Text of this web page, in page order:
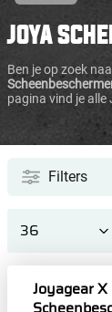
JOYA
Ben je op zoek
pagina vind je alle
Filters
Joyagear